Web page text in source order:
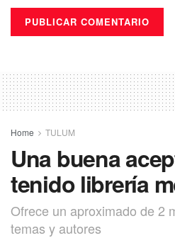
Home TULUM
Una buena
tenido librería
Ofrece un aproximado de 2
temas y autores